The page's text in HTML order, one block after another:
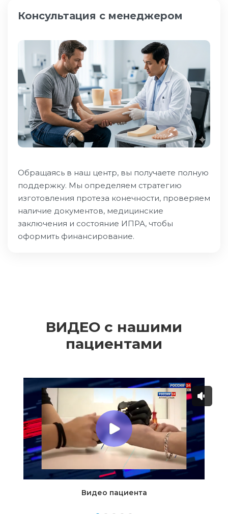
Консультация с менеджером
Обращаясь в наш центр, вы получаете полную
поддержку. Мы определяем стратегию
изготовления протеза конечности, проверяем
наличие документов, медицинские
заключения и состояние ИПРА, чтобы
оформить финансирование.
ВИДЕО с нашими
пациентами
Видео пациента